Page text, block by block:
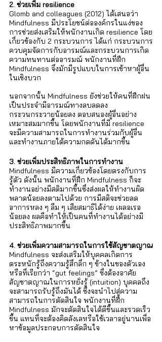
2. ช่วยเพิ่ม resilience
Glomb and colleagues (2012) ได้เสนอว่า
Mindfulness มีประโยชน์ต่อองค์กรในแง่ของ
การช่วยส่งเสริมให้พนักงานเกิด resilience โดย
เกี่ยวข้องกับ 2 กระบวนการ ได้แก่ กระบวนการ
ควบคุมจัดการกับอารมณ์และกระบวนการเกิด
ความทนทานต่ออารมณ์ พนักงานที่ฝึก
Mindfulness จึงมักมีรูปแบบในการเข้าหาผู้อื่น
ในเชิงบวก
นอกจากนั้น Mindfulness ยังช่วยให้คนที่ฝึกฝน
เป็นประจำมีอารมณ์ทางลบลดลง
กระวนกระวายน้อยลง ตอบสนองผู้อื่นอย่าง
เหมาะสมมากขึ้น โดยพนักงานที่มี resilience
จะมีความสามารถในการทำงานร่วมกับผู้อื่น
และทำงานภายใต้ความกดดันได้มากขึ้น
3. ช่วยเพิ่มประสิทธิภาพในการทำงาน
Mindfulness มีความเกี่ยวข้องโดยตรงกับการ
รู้ตัว ดังนั้น พนักงานที่ฝึก Mindfulness ก็จะ
ทำงานอย่างมีสติมากขึ้นซึ่งส่งผลให้ทำงานผิด
พลาดน้อยลงตามไปด้วย การมีสติจะช่วยลด
อาการหลง ๆ ลืม ๆ เสียสมาธิได้ง่าย เผลอเรอ
น้อยลง ผลคือทำให้เป็นคนที่ทำงานได้อย่างมี
ประสิทธิภาพมากขึ้น
4. ช่วยเพิ่มความสามารถในการใช้สัญชาตญาณ
Mindfulness จะส่งเสริมให้บุคคลเกิดการ
ตระหนักรู้ถึงความรู้สึกลึก ๆ ข้างในของตัวเอง
หรือที่เรียกว่า “gut feelings” ซึ่งต้องอาศัย
สัญชาตญาณในการหยั่งรู้ (intuition) บุคคลถึง
จะสามารถรับรู้ถึงมันได้ ซึ่งจะนำไปสู่ความ
สามารถในการตัดสินใจ พนักงานที่ฝึก
Mindfulness มักจะตัดสินใจได้ดีขึ้นและรวดเร็ว
ขึ้น แทนที่จะต้องคิดลังเลหรือใช้เวลาอยู่นานเพื่อ
หาข้อมูลประกอบการตัดสินใจ